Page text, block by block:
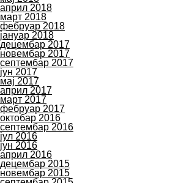
април 2018
март 2018
фебруар 2018
јануар 2018
децембар 2017
новембар 2017
септембар 2017
јун 2017
мај 2017
април 2017
март 2017
фебруар 2017
октобар 2016
септембар 2016
јул 2016
јун 2016
април 2016
децембар 2015
новембар 2015